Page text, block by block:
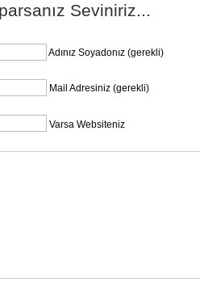
Seviniriz...
Adınız Soyadonız (gerekli)
Mail Adresiniz (gerekli)
Varsa Websiteniz